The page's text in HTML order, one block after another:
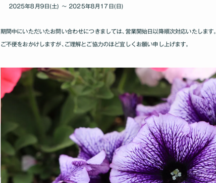
2025年8月9日(土) ～ 2025年8月17日(日)
期間中にいただいたお問い合わせにつきましては､営業開始日以降順次対応いたします｡
ご不便をおかけしますが､ご理解とご協力のほど宜しくお願い申し上げます｡